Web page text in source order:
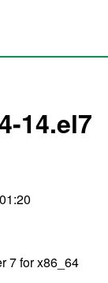
14.el7
7 for x86_64